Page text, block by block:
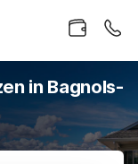
in Bagnols-